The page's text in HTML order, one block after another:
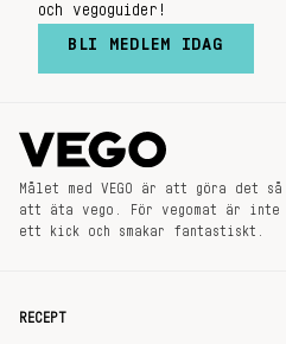
och vegoguider!
BLI MEDLEM IDAG
Målet med VEGO är att göra det
att äta vego. För vegomat är
ett kick och smakar fantastiskt.
RECEPT